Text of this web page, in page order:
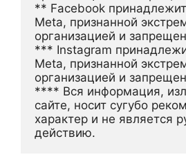
** Facebook
Meta, признанной
организацией и
*** Instagram
Meta, признанной
организацией и
**** Вся информация,
сайте, носит сугубо
характер и не является
действию.